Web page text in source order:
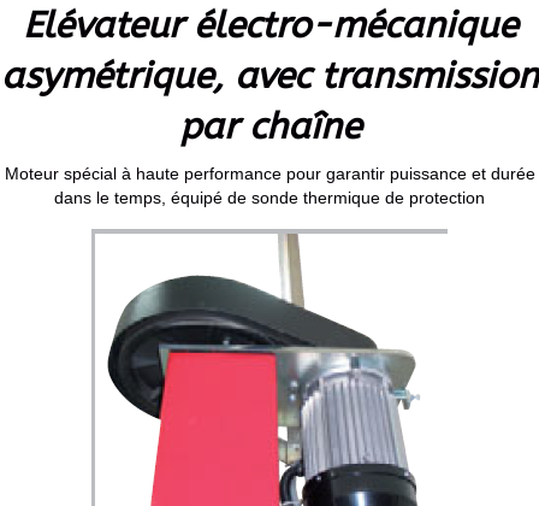
Elévateur électro-mécanique
asymétrique, avec transmission
par chaîne
Moteur spécial à haute performance pour garantir puissance et durée
dans le temps, équipé de sonde thermique de protection